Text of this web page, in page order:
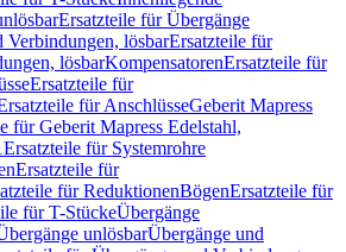
Ersatzteile für Übergänge
Verbindungen, lösbarErsatzteile für
lösbarKompensatorenErsatzteile für
Ersatzteile für
für AnschlüsseGeberit Mapress
für Geberit Mapress Edelstahl,
Ersatzteile für Systemrohre
Ersatzteile für
für ReduktionenBögenErsatzteile für
für T-StückeÜbergänge
unlösbarÜbergänge und